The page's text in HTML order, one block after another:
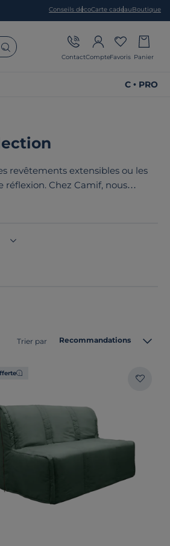
Conseils décoCarte cadeauBoutique
ContactCompteFavoris Panier
C • PRO
revêtements extensibles ou les
Chez Camif, nous
banquette. Le point commun
Trier par Recommandations